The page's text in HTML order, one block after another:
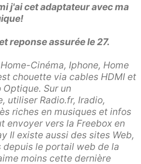
j'ai cet adaptateur avec ma
reponse assurée le 27.
Cinéma, Iphone, Home
chouette via cables HDMI et
Sur un
utiliser Radio.fr, Iradio,
riches en musiques et infos
envoyer vers la Freebox en
Il existe aussi des sites Web,
depuis le portail web de la
moins cette dernière